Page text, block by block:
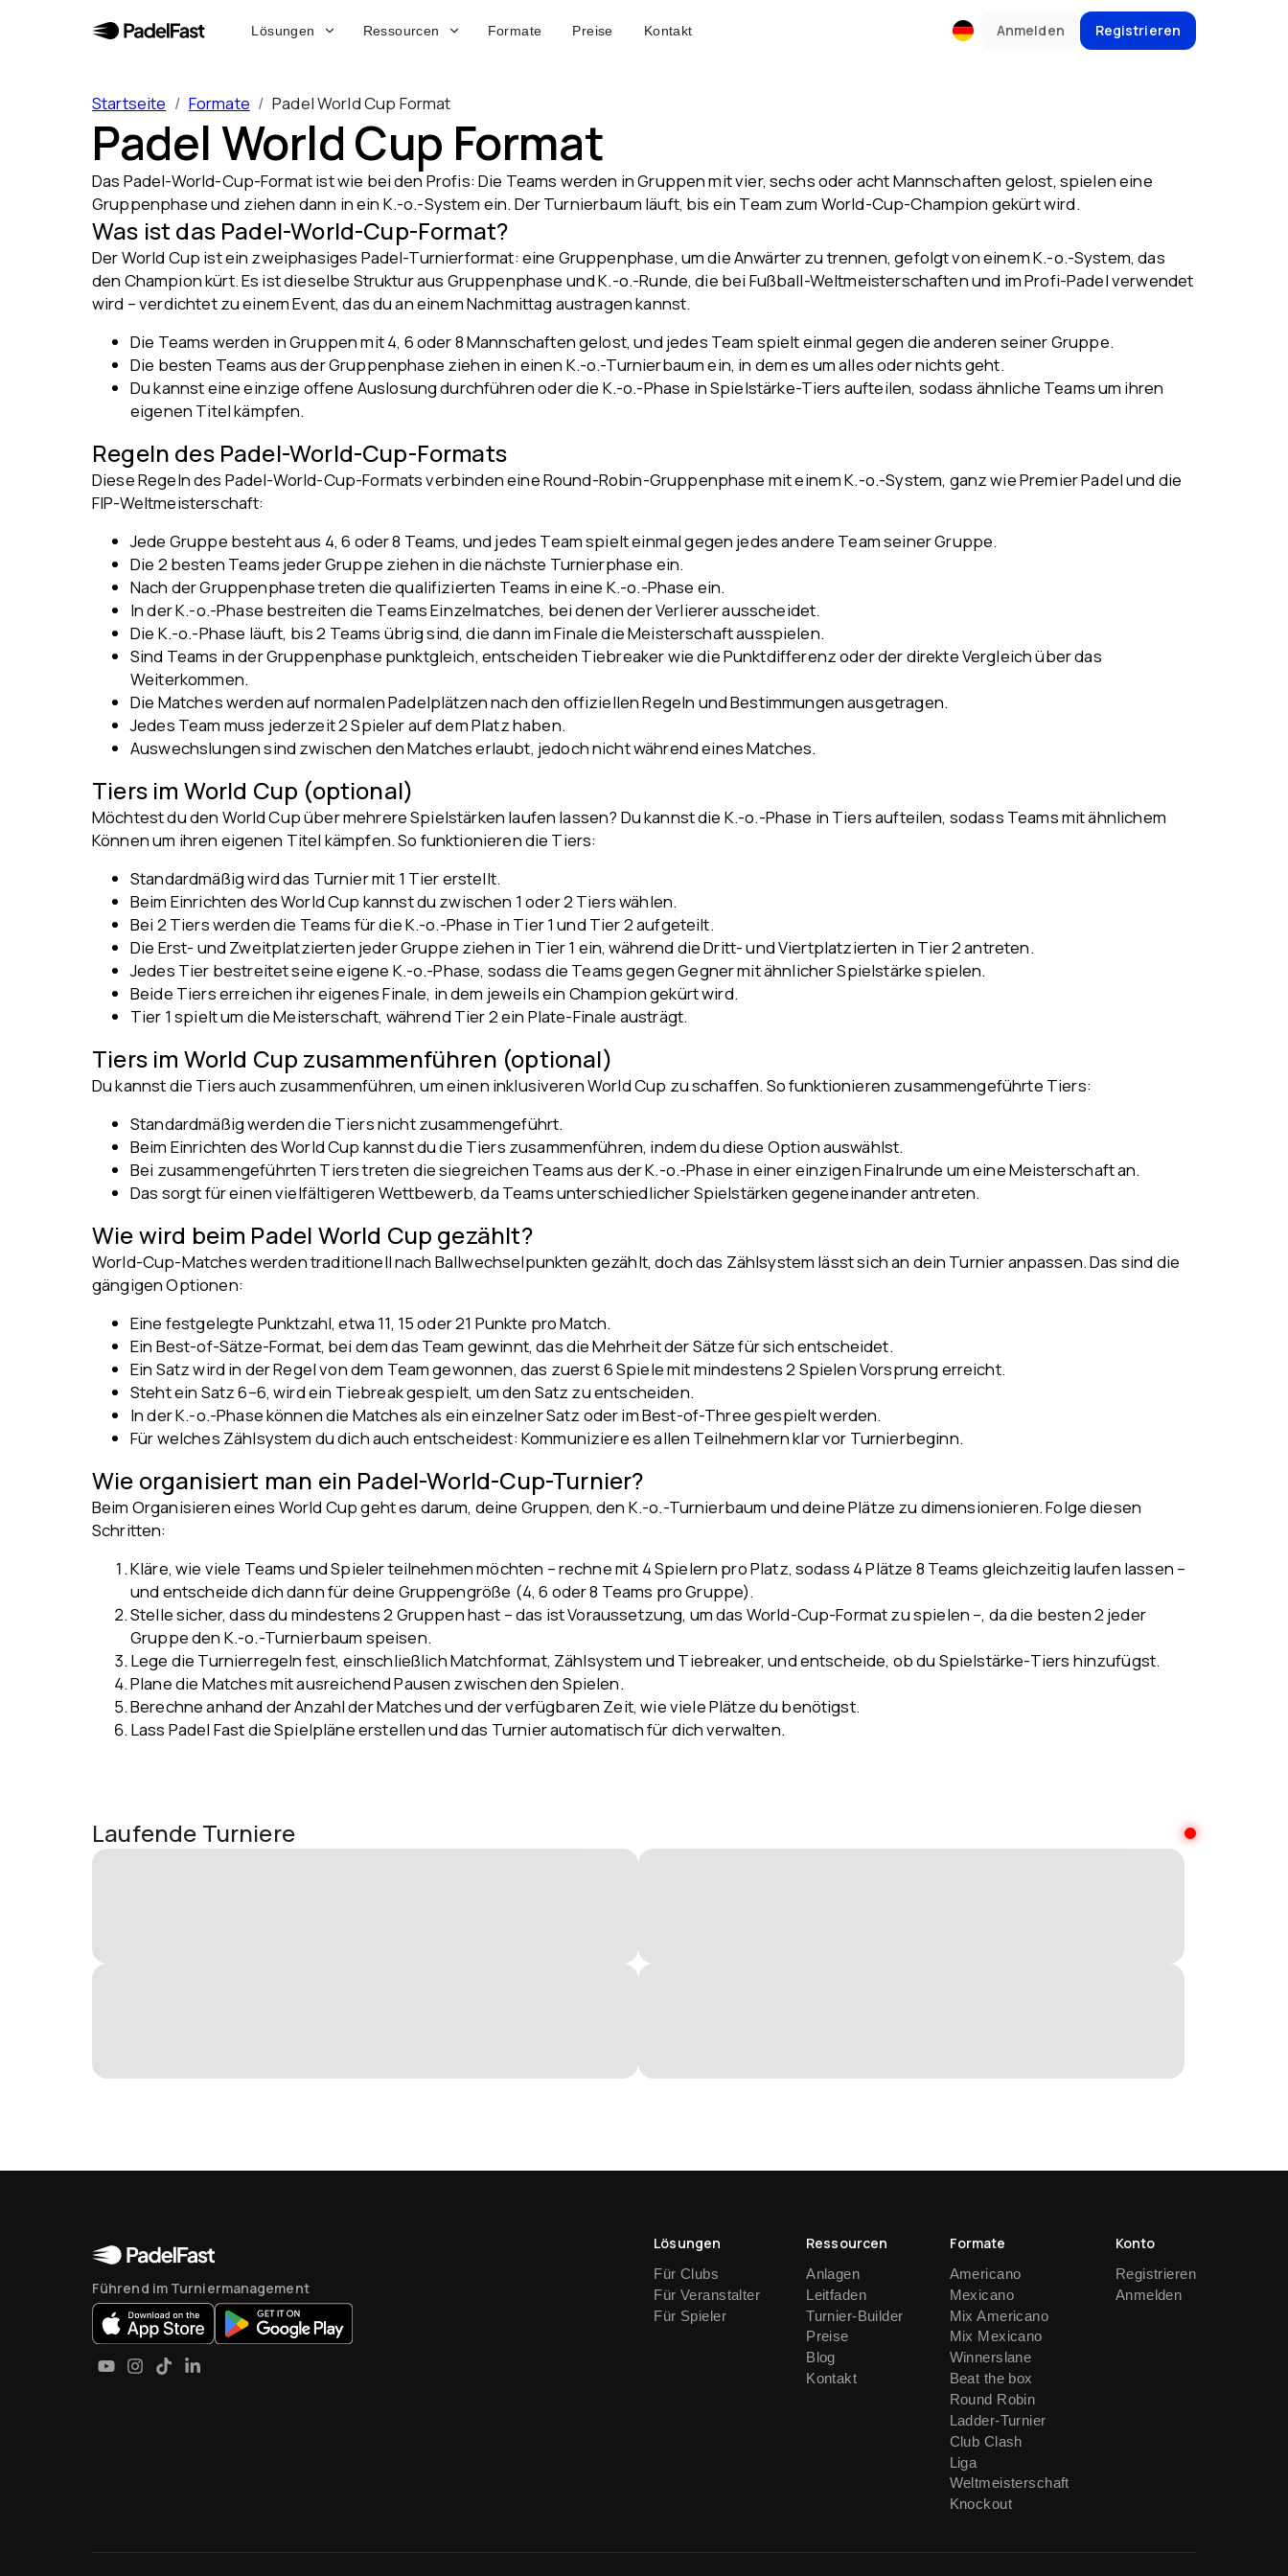
Lösungen Ressourcen Formate Preise Kontakt Anmelden Registrieren
Startseite / Formate / Padel World Cup Format
Padel World Cup Format
Das Padel-World-Cup-Format ist wie bei den Profis: Die Teams werden in Gruppen mit vier, sechs oder acht Mannschaften gelost, spielen eine
Gruppenphase und ziehen dann in ein K.-o.-System ein. Der Turnierbaum läuft, bis ein Team zum World-Cup-Champion gekürt wird.
Was ist das Padel-World-Cup-Format?
Der World Cup ist ein zweiphasiges Padel-Turnierformat: eine Gruppenphase, um die Anwärter zu trennen, gefolgt von einem K.-o.-System, das
den Champion kürt. Es ist dieselbe Struktur aus Gruppenphase und K.-o.-Runde, die bei Fußball-Weltmeisterschaften und im Profi-Padel verwendet
wird – verdichtet zu einem Event, das du an einem Nachmittag austragen kannst.
Die Teams werden in Gruppen mit 4, 6 oder 8 Mannschaften gelost, und jedes Team spielt einmal gegen die anderen seiner Gruppe.
Die besten Teams aus der Gruppenphase ziehen in einen K.-o.-Turnierbaum ein, in dem es um alles oder nichts geht.
Du kannst eine einzige offene Auslosung durchführen oder die K.-o.-Phase in Spielstärke-Tiers aufteilen, sodass ähnliche Teams um ihren
eigenen Titel kämpfen.
Regeln des Padel-World-Cup-Formats
Diese Regeln des Padel-World-Cup-Formats verbinden eine Round-Robin-Gruppenphase mit einem K.-o.-System, ganz wie Premier Padel und die
FIP-Weltmeisterschaft:
Jede Gruppe besteht aus 4, 6 oder 8 Teams, und jedes Team spielt einmal gegen jedes andere Team seiner Gruppe.
Die 2 besten Teams jeder Gruppe ziehen in die nächste Turnierphase ein.
Nach der Gruppenphase treten die qualifizierten Teams in eine K.-o.-Phase ein.
In der K.-o.-Phase bestreiten die Teams Einzelmatches, bei denen der Verlierer ausscheidet.
Die K.-o.-Phase läuft, bis 2 Teams übrig sind, die dann im Finale die Meisterschaft ausspielen.
Sind Teams in der Gruppenphase punktgleich, entscheiden Tiebreaker wie die Punktdifferenz oder der direkte Vergleich über das
Weiterkommen.
Die Matches werden auf normalen Padelplätzen nach den offiziellen Regeln und Bestimmungen ausgetragen.
Jedes Team muss jederzeit 2 Spieler auf dem Platz haben.
Auswechslungen sind zwischen den Matches erlaubt, jedoch nicht während eines Matches.
Tiers im World Cup (optional)
Möchtest du den World Cup über mehrere Spielstärken laufen lassen? Du kannst die K.-o.-Phase in Tiers aufteilen, sodass Teams mit ähnlichem
Können um ihren eigenen Titel kämpfen. So funktionieren die Tiers:
Standardmäßig wird das Turnier mit 1 Tier erstellt.
Beim Einrichten des World Cup kannst du zwischen 1 oder 2 Tiers wählen.
Bei 2 Tiers werden die Teams für die K.-o.-Phase in Tier 1 und Tier 2 aufgeteilt.
Die Erst- und Zweitplatzierten jeder Gruppe ziehen in Tier 1 ein, während die Dritt- und Viertplatzierten in Tier 2 antreten.
Jedes Tier bestreitet seine eigene K.-o.-Phase, sodass die Teams gegen Gegner mit ähnlicher Spielstärke spielen.
Beide Tiers erreichen ihr eigenes Finale, in dem jeweils ein Champion gekürt wird.
Tier 1 spielt um die Meisterschaft, während Tier 2 ein Plate-Finale austrägt.
Tiers im World Cup zusammenführen (optional)
Du kannst die Tiers auch zusammenführen, um einen inklusiveren World Cup zu schaffen. So funktionieren zusammengeführte Tiers:
Standardmäßig werden die Tiers nicht zusammengeführt.
Beim Einrichten des World Cup kannst du die Tiers zusammenführen, indem du diese Option auswählst.
Bei zusammengeführten Tiers treten die siegreichen Teams aus der K.-o.-Phase in einer einzigen Finalrunde um eine Meisterschaft an.
Das sorgt für einen vielfältigeren Wettbewerb, da Teams unterschiedlicher Spielstärken gegeneinander antreten.
Wie wird beim Padel World Cup gezählt?
World-Cup-Matches werden traditionell nach Ballwechselpunkten gezählt, doch das Zählsystem lässt sich an dein Turnier anpassen. Das sind die
gängigen Optionen:
Eine festgelegte Punktzahl, etwa 11, 15 oder 21 Punkte pro Match.
Ein Best-of-Sätze-Format, bei dem das Team gewinnt, das die Mehrheit der Sätze für sich entscheidet.
Ein Satz wird in der Regel von dem Team gewonnen, das zuerst 6 Spiele mit mindestens 2 Spielen Vorsprung erreicht.
Steht ein Satz 6–6, wird ein Tiebreak gespielt, um den Satz zu entscheiden.
In der K.-o.-Phase können die Matches als ein einzelner Satz oder im Best-of-Three gespielt werden.
Für welches Zählsystem du dich auch entscheidest: Kommuniziere es allen Teilnehmern klar vor Turnierbeginn.
Wie organisiert man ein Padel-World-Cup-Turnier?
Beim Organisieren eines World Cup geht es darum, deine Gruppen, den K.-o.-Turnierbaum und deine Plätze zu dimensionieren. Folge diesen
Schritten:
Kläre, wie viele Teams und Spieler teilnehmen möchten – rechne mit 4 Spielern pro Platz, sodass 4 Plätze 8 Teams gleichzeitig laufen lassen –
und entscheide dich dann für deine Gruppengröße (4, 6 oder 8 Teams pro Gruppe).
Stelle sicher, dass du mindestens 2 Gruppen hast – das ist Voraussetzung, um das World-Cup-Format zu spielen –, da die besten 2 jeder
Gruppe den K.-o.-Turnierbaum speisen.
Lege die Turnierregeln fest, einschließlich Matchformat, Zählsystem und Tiebreaker, und entscheide, ob du Spielstärke-Tiers hinzufügst.
Plane die Matches mit ausreichend Pausen zwischen den Spielen.
Berechne anhand der Anzahl der Matches und der verfügbaren Zeit, wie viele Plätze du benötigst.
Lass Padel Fast die Spielpläne erstellen und das Turnier automatisch für dich verwalten.
Laufende Turniere
Führend im Turniermanagement
Lösungen
Für Clubs
Für Veranstalter
Für Spieler
Ressourcen
Anlagen
Leitfaden
Turnier-Builder
Preise
Blog
Kontakt
Formate
Americano
Mexicano
Mix Americano
Mix Mexicano
Winnerslane
Beat the box
Round Robin
Ladder-Turnier
Club Clash
Liga
Weltmeisterschaft
Knockout
Konto
Registrieren
Anmelden